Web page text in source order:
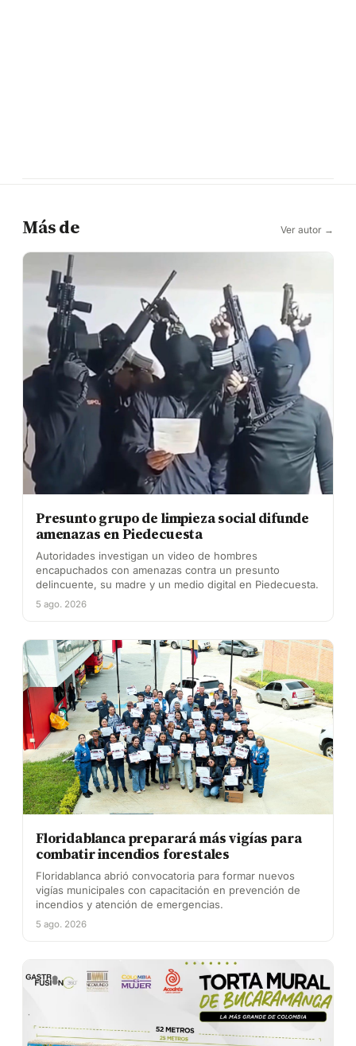
Más de Ver autor →
Presunto grupo de limpieza social difunde
amenazas en Piedecuesta
Autoridades investigan un video de hombres
encapuchados con amenazas contra un presunto
delincuente, su madre y un medio digital en Piedecuesta.
5 ago. 2026
Floridablanca preparará más vigías para
combatir incendios forestales
Floridablanca abrió convocatoria para formar nuevos
vigías municipales con capacitación en prevención de
incendios y atención de emergencias.
5 ago. 2026